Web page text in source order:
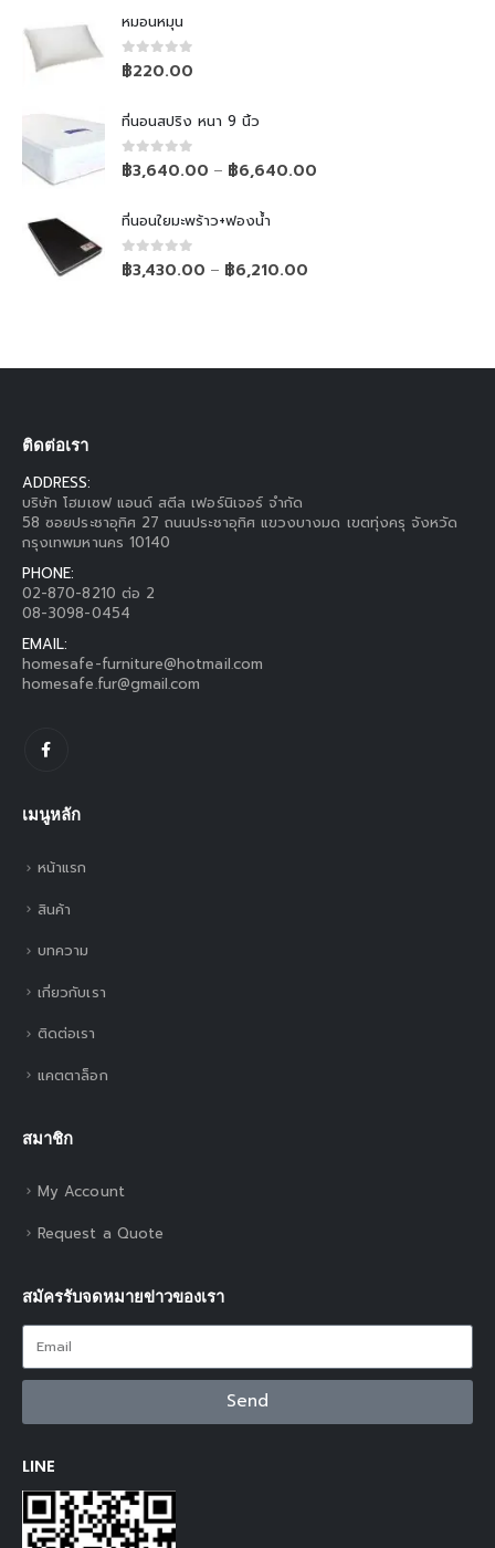
หมอนหมุน
0out of 5
฿220.00
ที่นอนสปริง หนา 9 นิ้ว
0out of 5
฿3,640.00 – ฿6,640.00
ที่นอนใยมะพร้าว+ฟองน้ำ
0out of 5
฿3,430.00 – ฿6,210.00
ติดต่อเรา
ADDRESS:
บริษัท โฮมเซฟ แอนด์ สตีล เฟอร์นิเจอร์ จำกัด
58 ซอยประชาอุทิศ 27 ถนนประชาอุทิศ แขวงบางมด เขตทุ่งครุ จังหวัด
กรุงเทพมหานคร 10140
PHONE:
02-870-8210 ต่อ 2
08-3098-0454
EMAIL:
homesafe-furniture@hotmail.com
homesafe.fur@gmail.com
เมนูหลัก
หน้าแรก
สินค้า
บทความ
เกี่ยวกับเรา
ติดต่อเรา
แคตตาล็อก
สมาชิก
My Account
Request a Quote
สมัครรับจดหมายข่าวของเรา
Send
LINE